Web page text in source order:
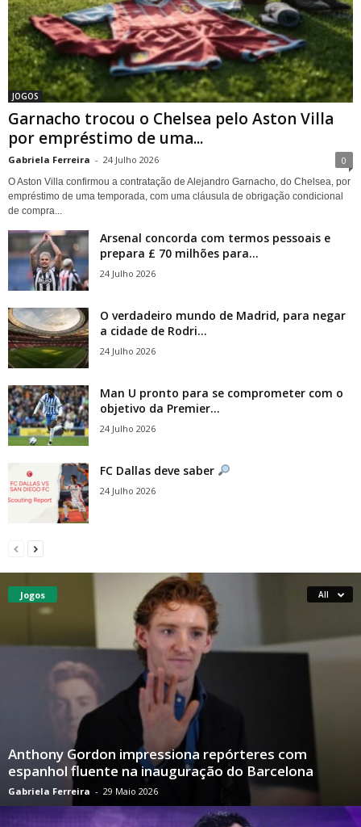
JOGOS
Garnacho trocou o Chelsea pelo Aston Villa
por empréstimo de uma...
Gabriela Ferreira - 24 Julho 2026 0
O Aston Villa confirmou a contratação de Alejandro Garnacho, do Chelsea, por
empréstimo de uma temporada, com uma cláusula de obrigação condicional
de compra...
Arsenal concorda com termos pessoais e
prepara £ 70 milhões para...
24 Julho 2026
O verdadeiro mundo de Madrid, para negar
a cidade de Rodri...
24 Julho 2026
Man U pronto para se comprometer com o
objetivo da Premier...
24 Julho 2026
FC Dallas deve saber
24 Julho 2026
Jogos All
Anthony Gordon impressiona repórteres com
espanhol fluente na inauguração do Barcelona
Gabriela Ferreira - 29 Maio 2026